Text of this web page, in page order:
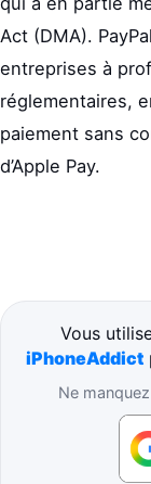
Act (DMA).
entreprises à
réglementaires,
paiement sans
d’Apple Pay.
Vous
iPhoneAddict
Ne